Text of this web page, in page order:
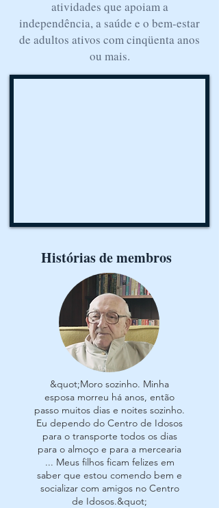
atividades que apoiam a
independência, a saúde e o bem-estar
de adultos ativos com cinqüenta anos
ou mais.
Histórias de membros
&quot;Moro sozinho. Minha
esposa morreu há anos, então
passo muitos dias e noites sozinho.
Eu dependo do Centro de Idosos
para o transporte todos os dias
para o almoço e para a mercearia
... Meus filhos ficam felizes em
saber que estou comendo bem e
socializar com amigos no Centro
de Idosos.&quot;